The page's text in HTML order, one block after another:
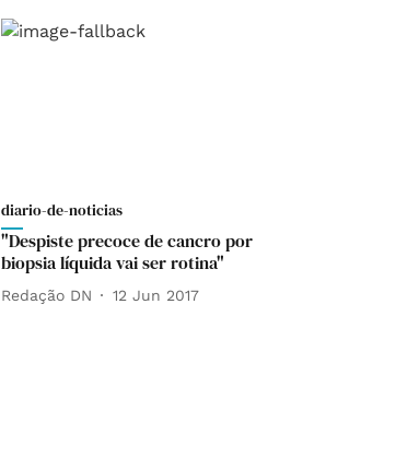
diario-de-noticias
"Despiste precoce de cancro por
biopsia líquida vai ser rotina"
Redação DN 12 Jun 2017